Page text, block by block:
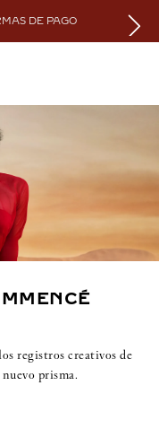
DE PAGO
registros creativos de
prisma.